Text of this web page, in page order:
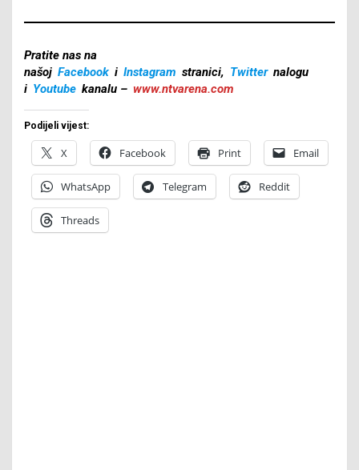
Pratite nas na
našoj Facebook i Instagram stranici, Twitter nalogu
i Youtube kanalu – www.ntvarena.com
Podijeli vijest:
X Facebook Print Email
WhatsApp Telegram Reddit
Threads